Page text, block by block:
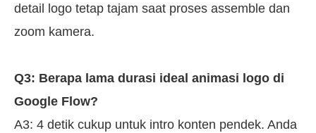
detail logo tetap tajam saat proses assemble dan
zoom kamera.
Q3: Berapa lama durasi ideal animasi logo di
Google Flow?
A3: 4 detik cukup untuk intro konten pendek. Anda